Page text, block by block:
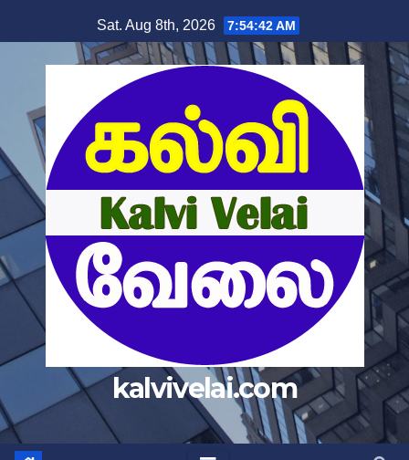
to
content
Sat. Aug 8th, 2026 7:54:43 AM
kalvivelai.com